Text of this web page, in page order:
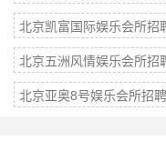
北京凯富国际娱乐会所招
北京五洲风情娱乐会所招
北京亚奥8号娱乐会所招